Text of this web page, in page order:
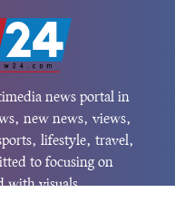
news portal in
new news, views,
lifestyle, travel,
to focusing on
with visuals.